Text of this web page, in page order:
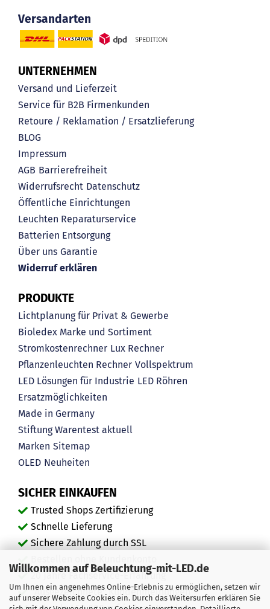
Willkommen auf Beleuchtung-mit-LED.de
Um Ihnen ein angenehmes Online-Erlebnis zu ermöglichen, setzen wir
auf unserer Webseite Cookies ein. Durch das Weitersurfen erklären Sie
Versandarten
UNTERNEHMEN
Versand und Lieferzeit
Service für B2B Firmenkunden
Retoure / Reklamation / Ersatzlieferung
BLOG
Impressum
AGB Barrierefreiheit
Widerrufsrecht Datenschutz
Öffentliche Einrichtungen
Leuchten Reparaturservice
Batterien Entsorgung
Über uns Garantie
Widerruf erklären
PRODUKTE
Lichtplanung für Privat & Gewerbe
Bioledex Marke und Sortiment
Stromkostenrechner Lux Rechner
Pflanzenleuchten Rechner Vollspektrum
LED Lösungen für Industrie LED Röhren
Ersatzmöglichkeiten
Made in Germany
Stiftung Warentest aktuell
Marken Sitemap
OLED Neuheiten
SICHER EINKAUFEN
Trusted Shops Zertifizierung
Schnelle Lieferung
Sichere Zahlung durch SSL
20 Jahre Fachservice-Erfahrung
"Ausgezeichnete" Kundenmeinungen